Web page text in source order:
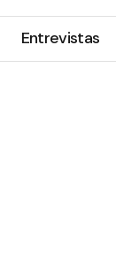
Entrevistas